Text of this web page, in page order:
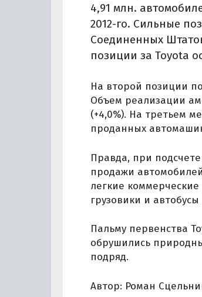
4,91 млн.
2012-го. Сильные
Соединенных
позиции за Toyota
На второй позиции
Объем реализации
(+4,0%). На третьем
проданных
Правда, при
продажи
легкие
грузовики и
Пальму первенства
обрушились
подряд.
Автор: Роман